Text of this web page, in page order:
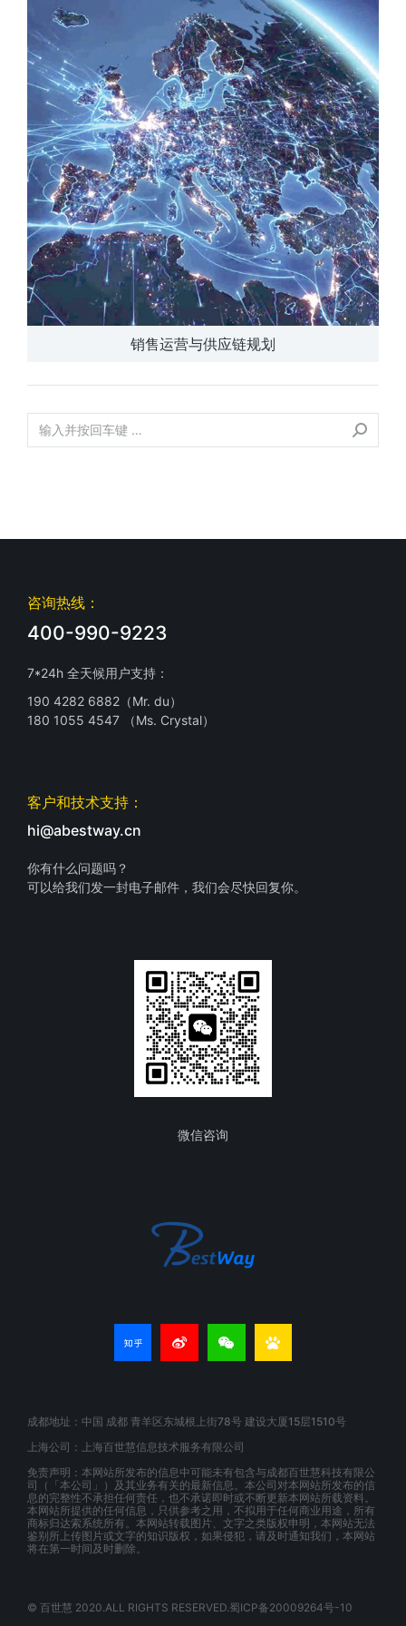
销售运营与供应链规划
咨询热线：
400-990-9223
7*24h 全天候用户支持：
190 4282 6882（Mr. du）
180 1055 4547 （Ms. Crystal）
客户和技术支持：
hi@abestway.cn
你有什么问题吗？
可以给我们发一封电子邮件，我们会尽快回复你。
微信咨询
成都地址：中国 成都 青羊区东城根上街78号 建设大厦15层1510号
上海公司：上海百世慧信息技术服务有限公司
免责声明：本网站所发布的信息中可能未有包含与成都百世慧科技有限公
司（「本公司」）及其业务有关的最新信息。本公司对本网站所发布的信
息的完整性不承担任何责任，也不承诺即时或不断更新本网站所载资料。
本网站所提供的任何信息，只供参考之用，不拟用于任何商业用途，所有
商标归达索系统所有。本网站转载图片、文字之类版权申明，本网站无法
鉴别所上传图片或文字的知识版权，如果侵犯，请及时通知我们，本网站
将在第一时间及时删除。
© 百世慧 2020.ALL RIGHTS RESERVED.蜀ICP备20009264号-10